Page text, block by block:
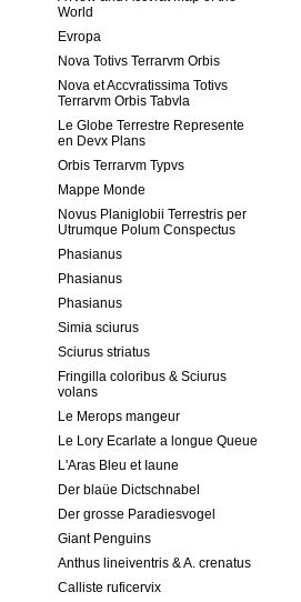
World
Evropa
Nova Totivs Terrarvm Orbis
Nova et Accvratissima Totivs
Terrarvm Orbis Tabvla
Le Globe Terrestre Represente
en Devx Plans
Orbis Terrarvm Typvs
Mappe Monde
Novus Planiglobii Terrestris per
Utrumque Polum Conspectus
Phasianus
Phasianus
Phasianus
Simia sciurus
Sciurus striatus
Fringilla coloribus & Sciurus
volans
Le Merops mangeur
Le Lory Ecarlate a longue Queue
L'Aras Bleu et Iaune
Der blaüe Dictschnabel
Der grosse Paradiesvogel
Giant Penguins
Anthus lineiventris & A. crenatus
Calliste ruficervix